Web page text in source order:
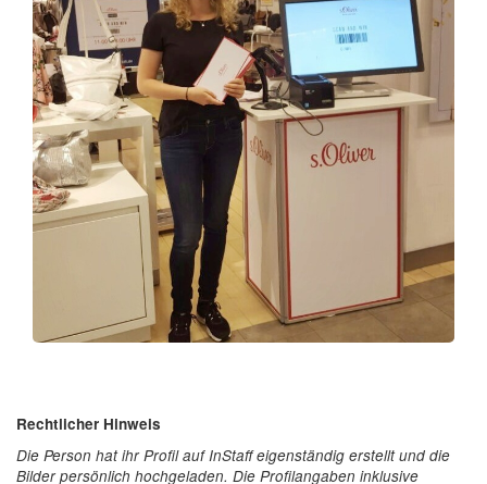
Rechtlicher Hinweis
Die Person hat ihr Profil auf InStaff eigenständig erstellt und die
Bilder persönlich hochgeladen. Die Profilangaben inklusive